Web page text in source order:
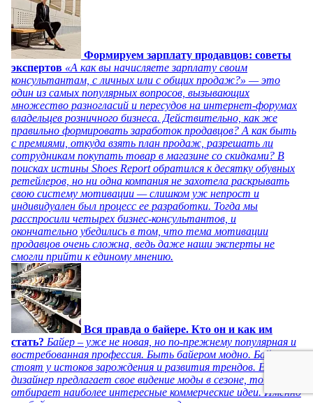
Формируем зарплату продавцов: советы
экспертов «А как вы начисляете зарплату своим
консультантам, с личных или с общих продаж?» — это
один из самых популярных вопросов, вызывающих
множество разногласий и пересудов на интернет-форумах
владельцев розничного бизнеса. Действительно, как же
правильно формировать заработок продавцов? А как быть
с премиями, откуда взять план продаж, разрешать ли
сотрудникам покупать товар в магазине со скидками? В
поисках истины Shoes Report обратился к десятку обувных
ретейлеров, но ни одна компания не захотела раскрывать
свою систему мотивации — слишком уж непрост и
индивидуален был процесс ее разработки. Тогда мы
расспросили четырех бизнес-консультантов, и
окончательно убедились в том, что тема мотивации
продавцов очень сложна, ведь даже наши эксперты не
смогли прийти к единому мнению.
Вся правда о байере. Кто он и как им
стать? Байер – уже не новая, но по-прежнему популярная и
востребованная профессия. Быть байером модно. Байеры
стоят у истоков зарождения и развития трендов. Если
дизайнер предлагает свое видение моды в сезоне, то байер
отбирает наиболее интересные коммерческие идеи. Именно